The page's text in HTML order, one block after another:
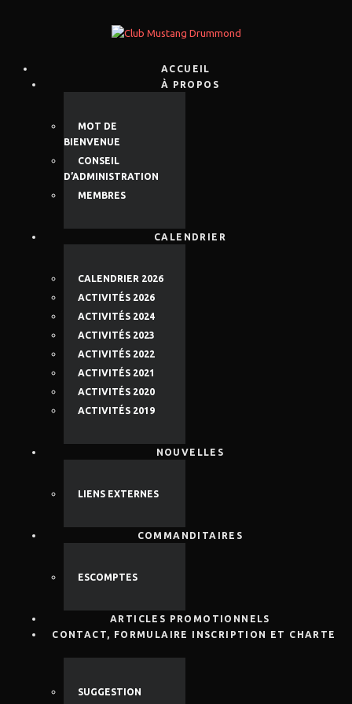
ACCUEIL
À PROPOS
MOT DE
BIENVENUE
CONSEIL
D’ADMINISTRATION
MEMBRES
CALENDRIER
CALENDRIER 2026
ACTIVITÉS 2026
ACTIVITÉS 2024
ACTIVITÉS 2023
ACTIVITÉS 2022
ACTIVITÉS 2021
ACTIVITÉS 2020
ACTIVITÉS 2019
NOUVELLES
LIENS EXTERNES
COMMANDITAIRES
ESCOMPTES
ARTICLES PROMOTIONNELS
CONTACT, FORMULAIRE INSCRIPTION ET CHARTE
SUGGESTION